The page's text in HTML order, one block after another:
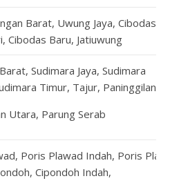
Barat, Uwung Jaya, Cibodas,
Cibodas Baru, Jatiuwung
Sudimara Jaya, Sudimara
Timur, Tajur, Paninggilan,
Utara, Parung Serab
Poris Plawad Indah, Poris
Cipondoh Indah,